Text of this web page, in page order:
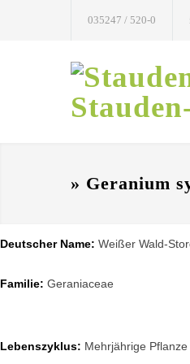
035247 / 520-0
» Geranium
Deutscher Name: Weißer Wald-
Familie: Geraniaceae
Lebenszyklus: Mehrjährige